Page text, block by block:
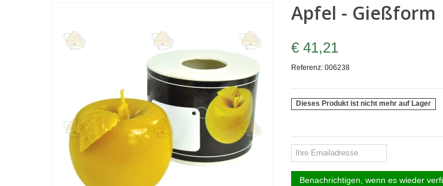
Apfel - Gießform
€ 41,21
Referenz: 006238
Dieses Produkt ist nicht mehr auf Lager
Benachrichtigen, wenn es wieder